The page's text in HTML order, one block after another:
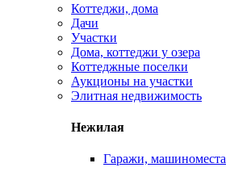
Коттеджи, дома
Дачи
Участки
Дома, коттеджи у озера
Коттеджные поселки
Аукционы на участки
Элитная недвижимость
Нежилая
Гаражи, машиноместа